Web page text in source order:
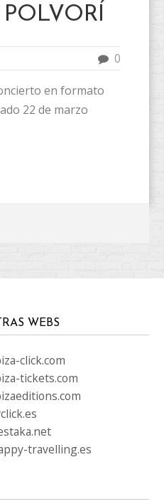
0
en formato
22 de marzo
WEBS
click.com
tickets.com
travelling.es